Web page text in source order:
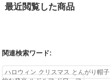
最近閲覧した商品
関連検索ワード:
ハロウィン クリスマス とんがり帽